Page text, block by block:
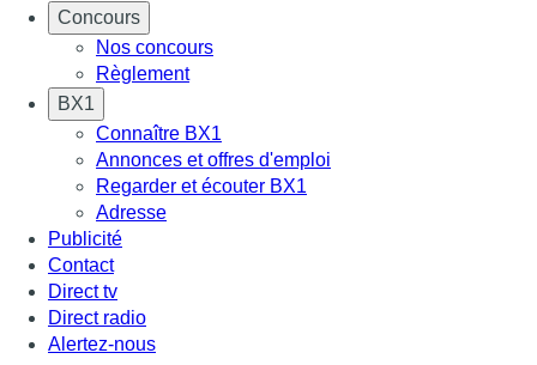
Concours
Nos concours
Règlement
BX1
Connaître BX1
Annonces et offres d'emploi
Regarder et écouter BX1
Adresse
Publicité
Contact
Direct tv
Direct radio
Alertez-nous